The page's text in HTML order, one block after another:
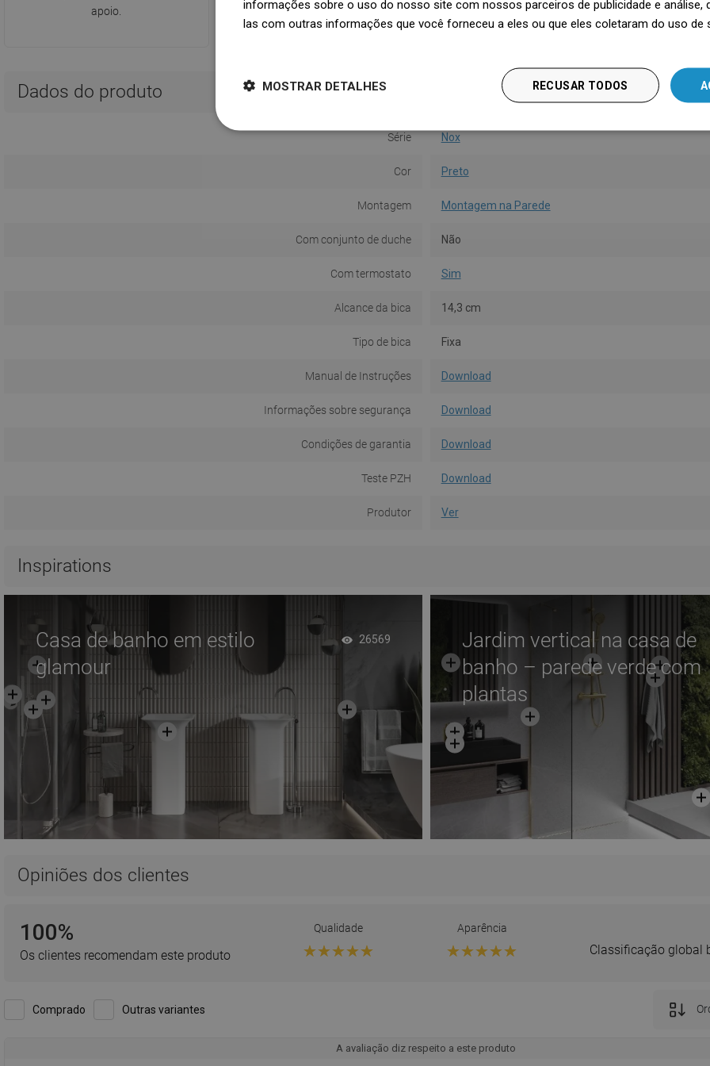
apoio.
B.BK.60110.1537.2023 válido até
31.01.2027
Dados do produto
Série Nox
Cor Preto
Montagem Montagem na Parede
Com conjunto de duche Não
Com termostato Sim
Alcance da bica 14,3 cm
Tipo de bica Fixa
Manual de Instruções Download
Informações sobre segurança Download
Condições de garantia Download
Teste PZH Download
Produtor Ver
Inspirations
Casa de banho em estilo
glamour
26569
Jardim vertical na casa de
banho – parede verde com
plantas
Opiniões dos clientes
100%
Os clientes recomendam este produto
Qualidade Aparência
Classificação global
Comprado Outras variantes
A avaliação diz respeito a este produto
informações sobre o uso do nosso site com nossos parceiros de publicidade e análise,
las com outras informações que você forneceu a eles ou que eles coletaram do uso de
RECUSAR TODOS
MOSTRAR DETALHES